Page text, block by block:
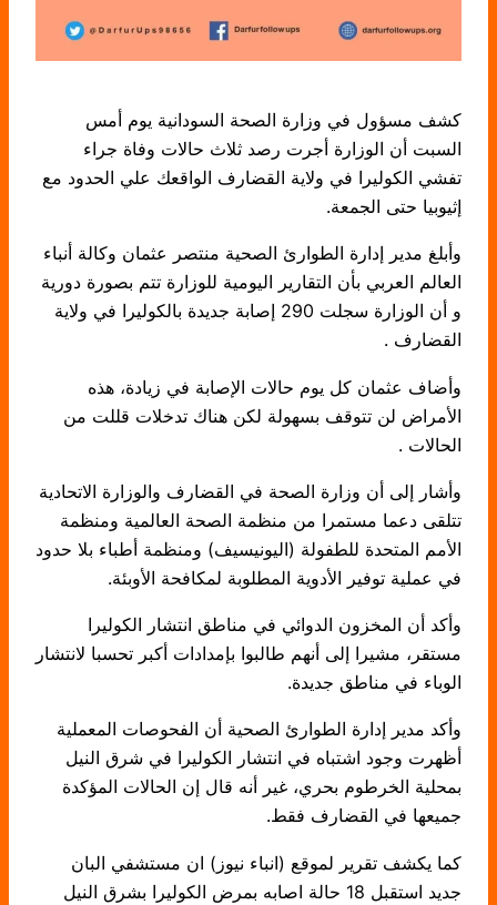
كشف مسؤول في وزارة الصحة السودانية يوم أمس
السبت أن الوزارة أجرت رصد ثلاث حالات وفاة جراء
تفشي الكوليرا في ولاية القضارف الواقعك علي الحدود مع
إثيوبيا حتى الجمعة.
وأبلغ مدير إدارة الطوارئ الصحية منتصر عثمان وكالة أنباء
العالم العربي بأن التقارير اليومية للوزارة تتم بصورة دورية
و أن الوزارة سجلت 290 إصابة جديدة بالكوليرا في ولاية
القضارف .
وأضاف عثمان كل يوم حالات الإصابة في زيادة، هذه
الأمراض لن تتوقف بسهولة لكن هناك تدخلات قللت من
الحالات .
وأشار إلى أن وزارة الصحة في القضارف والوزارة الاتحادية
تتلقى دعما مستمرا من منظمة الصحة العالمية ومنظمة
الأمم المتحدة للطفولة (اليونيسيف) ومنظمة أطباء بلا حدود
في عملية توفير الأدوية المطلوبة لمكافحة الأوبئة.
وأكد أن المخزون الدوائي في مناطق انتشار الكوليرا
مستقر، مشيرا إلى أنهم طالبوا بإمدادات أكبر تحسبا لانتشار
الوباء في مناطق جديدة.
وأكد مدير إدارة الطوارئ الصحية أن الفحوصات المعملية
أظهرت وجود اشتباه في انتشار الكوليرا في شرق النيل
بمحلية الخرطوم بحري، غير أنه قال إن الحالات المؤكدة
جميعها في القضارف فقط.
كما يكشف تقرير لموقع (انباء نيوز) ان مستشفي البان
جديد استقبل 18 حالة اصابه بمرض الكوليرا بشرق النيل